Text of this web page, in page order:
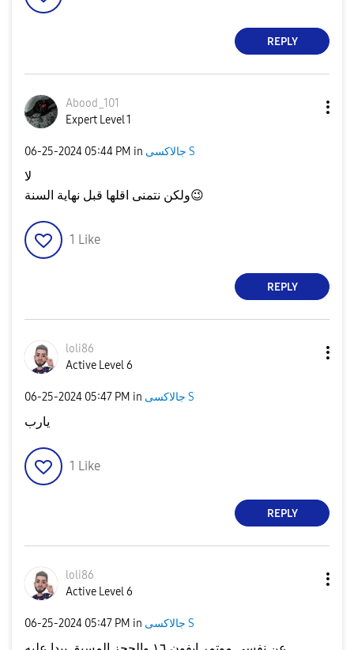
REPLY
Abood_101
Expert Level 1
‎06-25-2024 05:44 PM in جالاكسى S
لا
ولكن نتمنى اقلها قبل نهاية السنة😉
1 Like
REPLY
loli86
Active Level 6
‎06-25-2024 05:47 PM in جالاكسى S
يارب
1 Like
REPLY
loli86
Active Level 6
‎06-25-2024 05:47 PM in جالاكسى S